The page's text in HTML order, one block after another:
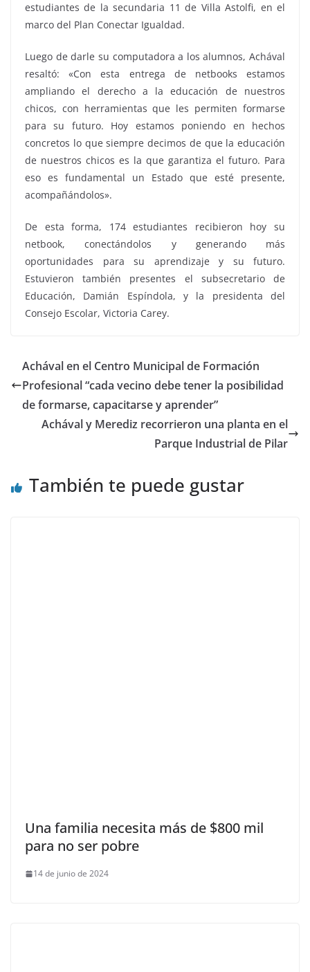
estudiantes de la secundaria 11 de Villa Astolfi, en el
marco del Plan Conectar Igualdad.
Luego de darle su computadora a los alumnos, Achával
resaltó: «Con esta entrega de netbooks estamos
ampliando el derecho a la educación de nuestros
chicos, con herramientas que les permiten formarse
para su futuro. Hoy estamos poniendo en hechos
concretos lo que siempre decimos de que la educación
de nuestros chicos es la que garantiza el futuro. Para
eso es fundamental un Estado que esté presente,
acompañándolos».
De esta forma, 174 estudiantes recibieron hoy su
netbook, conectándolos y generando más
oportunidades para su aprendizaje y su futuro.
Estuvieron también presentes el subsecretario de
Educación, Damián Espíndola, y la presidenta del
Consejo Escolar, Victoria Carey.
Achával en el Centro Municipal de Formación
Profesional “cada vecino debe tener la posibilidad
de formarse, capacitarse y aprender”
Achával y Merediz recorrieron una planta en el
Parque Industrial de Pilar
También te puede gustar
Una familia necesita más de $800 mil
para no ser pobre
14 de junio de 2024